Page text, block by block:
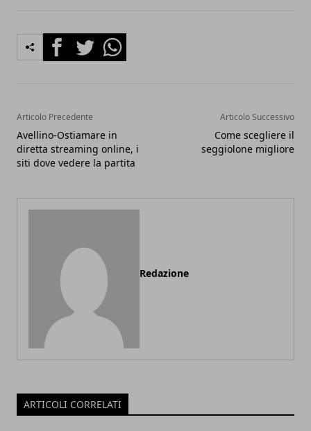
FacebookTwitterWhatsapp
Articolo Precedente
Avellino-Ostiamare in
diretta streaming online, i
siti dove vedere la partita
Articolo Successivo
Come scegliere il
seggiolone migliore
Redazione
ARTICOLI CORRELATI